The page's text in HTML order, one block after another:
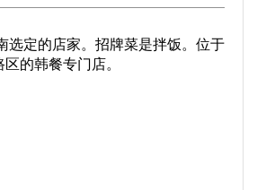
选定的店家。招牌菜是拌饭。位于
的韩餐专门店。